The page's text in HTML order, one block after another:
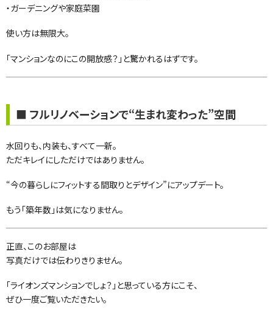
・ガーデニングや家庭菜園
使い方は無限大。
「マンションなのにこの開放感？」と驚かれるはずです。
■ フルリノベーションで“生まれ変わった”空間
水回りも、内装も、すべて一新。
ただキレイにしただけではありません。
“今の暮らしにフィットする間取りとデザイン”にアップデート。
もう「築年数」は気になりません。
正直、このお部屋は
写真だけでは伝わりきりません。
「ライオンズマンションでしょ？」と思っている方にこそ、
ぜひ一度ご覧いただきたい。